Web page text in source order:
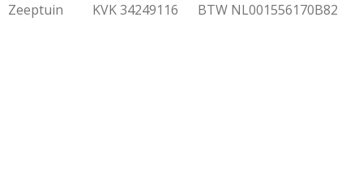
Zeeptuin KVK 34249116 BTW NL001556170B82